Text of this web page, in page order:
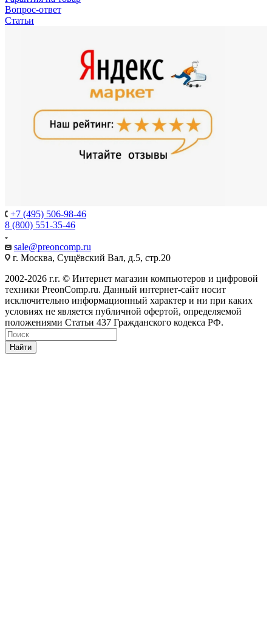
Вопрос-ответ
Статьи
+7 (495) 506-98-46
8 (800) 551-35-46
sale@preoncomp.ru
г. Москва, Сущёвский Вал, д.5, стр.20
2002-2026 г.г. © Интернет магазин компьютеров и цифровой
техники PreonComp.ru. Данный интернет-сайт носит
исключительно информационный характер и ни при каких
условиях не является публичной офертой, определяемой
положениями Статьи 437 Гражданского кодекса РФ.
Найти